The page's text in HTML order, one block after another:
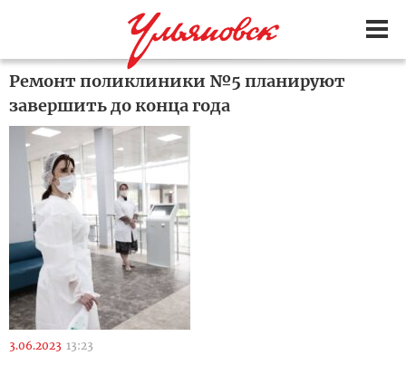
Ремонт поликлиники №5 планируют
завершить до конца года
3.06.2023 13:23